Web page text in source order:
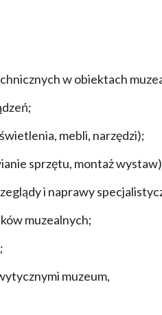
w obiektach
mebli, narzędzi);
sprzętu, montaż
i naprawy
muzealnych;
muzeum,